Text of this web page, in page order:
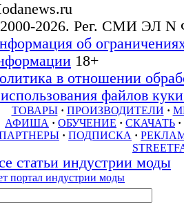
2026. Рег. СМИ ЭЛ N
об
18+
в отношении
файлов
ТОВАРЫ · ПРОИЗВОДИТЕЛИ ·
АФИША · ОБУЧЕНИЕ · СКАЧАТЬ ·
· ПОДПИСКА ·
статьи индустрии моды